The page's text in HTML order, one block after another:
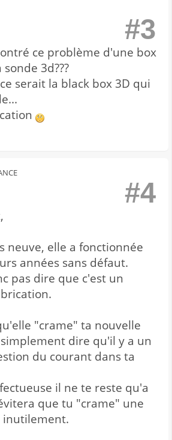
#3
ce problème d'une box
3d???
serait la black box 3D qui
#4
neuve, elle a fonctionnée
années sans défaut.
pas dire que c'est un
"crame" ta nouvelle
dire qu'il y a un
du courant dans ta
il ne te reste qu'a
que tu "crame" une
inutilement.